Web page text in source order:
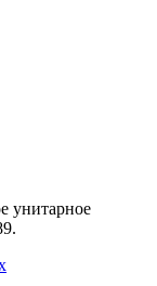
унитарное
.